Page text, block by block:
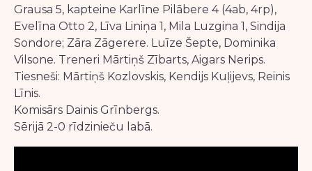
Grausa 5, kapteine Karlīne Pilābere 4 (4ab, 4rp),
Evelīna Otto 2, Līva Liniņa 1, Mila Luzgina 1, Sindija
Sondore; Zāra Zāgerere. Luīze Šepte, Dominika
Vilsone. Treneri Mārtiņš Zībarts, Aigars Nerips.
Tiesneši: Mārtiņš Kozlovskis, Kendijs Kuļijevs, Reinis
Līnis.
Komisārs Dainis Grīnbergs.
Sērijā 2-0 rīdzinieču labā.